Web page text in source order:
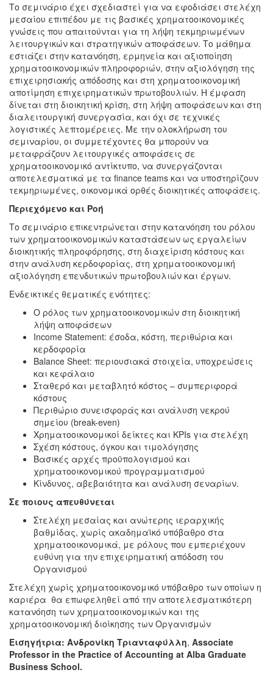
Το σεμινάριο έχει σχεδιαστεί για να εφοδιάσει στελέχη
μεσαίου επιπέδου με τις βασικές χρηματοοικονομικές
γνώσεις που απαιτούνται για τη λήψη τεκμηριωμένων
λειτουργικών και στρατηγικών αποφάσεων. Το μάθημα
εστιάζει στην κατανόηση, ερμηνεία και αξιοποίηση
χρηματοοικονομικών πληροφοριών, στην αξιολόγηση της
επιχειρησιακής απόδοσης και στη χρηματοοικονομική
αποτίμηση επιχειρηματικών πρωτοβουλιών. Η έμφαση
δίνεται στη διοικητική κρίση, στη λήψη αποφάσεων και στη
διαλειτουργική συνεργασία, και όχι σε τεχνικές
λογιστικές λεπτομέρειες. Με την ολοκλήρωση του
σεμιναρίου, οι συμμετέχοντες θα μπορούν να
μεταφράζουν λειτουργικές αποφάσεις σε
χρηματοοικονομικό αντίκτυπο, να συνεργάζονται
αποτελεσματικά με τα finance teams και να υποστηρίζουν
τεκμηριωμένες, οικονομικά ορθές διοικητικές αποφάσεις.
Περιεχόμενο και Ροή
Το σεμινάριο επικεντρώνεται στην κατανόηση του ρόλου
των χρηματοοικονομικών καταστάσεων ως εργαλείων
διοικητικής πληροφόρησης, στη διαχείριση κόστους και
στην ανάλυση κερδοφορίας, στη χρηματοοικονομική
αξιολόγηση επενδυτικών πρωτοβουλιών και έργων.
Ενδεικτικές θεματικές ενότητες:
Ο ρόλος των χρηματοοικονομικών στη διοικητική
λήψη αποφάσεων
Income Statement: έσοδα, κόστη, περιθώρια και
κερδοφορία
Balance Sheet: περιουσιακά στοιχεία, υποχρεώσεις
και κεφάλαιο
Σταθερό και μεταβλητό κόστος – συμπεριφορά
κόστους
Περιθώριο συνεισφοράς και ανάλυση νεκρού
σημείου (break-even)
Χρηματοοικονομικοί δείκτες και KPIs για στελέχη
Σχέση κόστους, όγκου και τιμολόγησης
Βασικές αρχές προϋπολογισμού και
χρηματοοικονομικού προγραμματισμού
Κίνδυνος, αβεβαιότητα και ανάλυση σεναρίων.
Σε ποιους απευθύνεται
Στελέχη μεσαίας και ανώτερης ιεραρχικής
βαθμίδας, χωρίς ακαδημαϊκό υπόβαθρο στα
χρηματοοικονομικά, με ρόλους που εμπεριέχουν
ευθύνη για την επιχειρηματική απόδοση του
Οργανισμού
Στελέχη χωρίς χρηματοοικονομικό υπόβαθρο των οποίων η
καριέρα θα επωφεληθεί από την αποτελεσματικότερη
κατανόηση των χρηματοοικονομικών και της
χρηματοοικονομική διοίκησης των Οργανισμών
Εισηγήτρια: Ανδρονίκη Τριανταφύλλη, Associate
Professor in the Practice of Accounting at Alba Graduate
Business School.